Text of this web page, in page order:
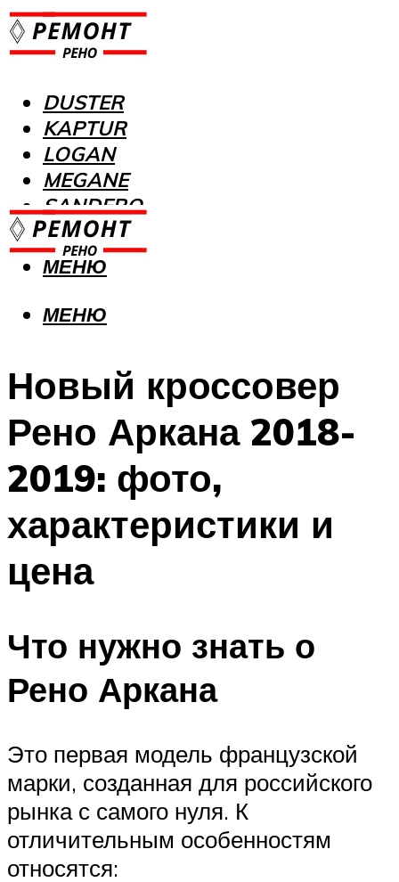
DUSTER
KAPTUR
LOGAN
MEGANE
SANDERO
МЕНЮ
МЕНЮ
Новый кроссовер
Рено Аркана 2018-
2019: фото,
характеристики и
цена
Что нужно знать о
Рено Аркана
Это первая модель французской
марки, созданная для российского
рынка с самого нуля. К
отличительным особенностям
относятся: